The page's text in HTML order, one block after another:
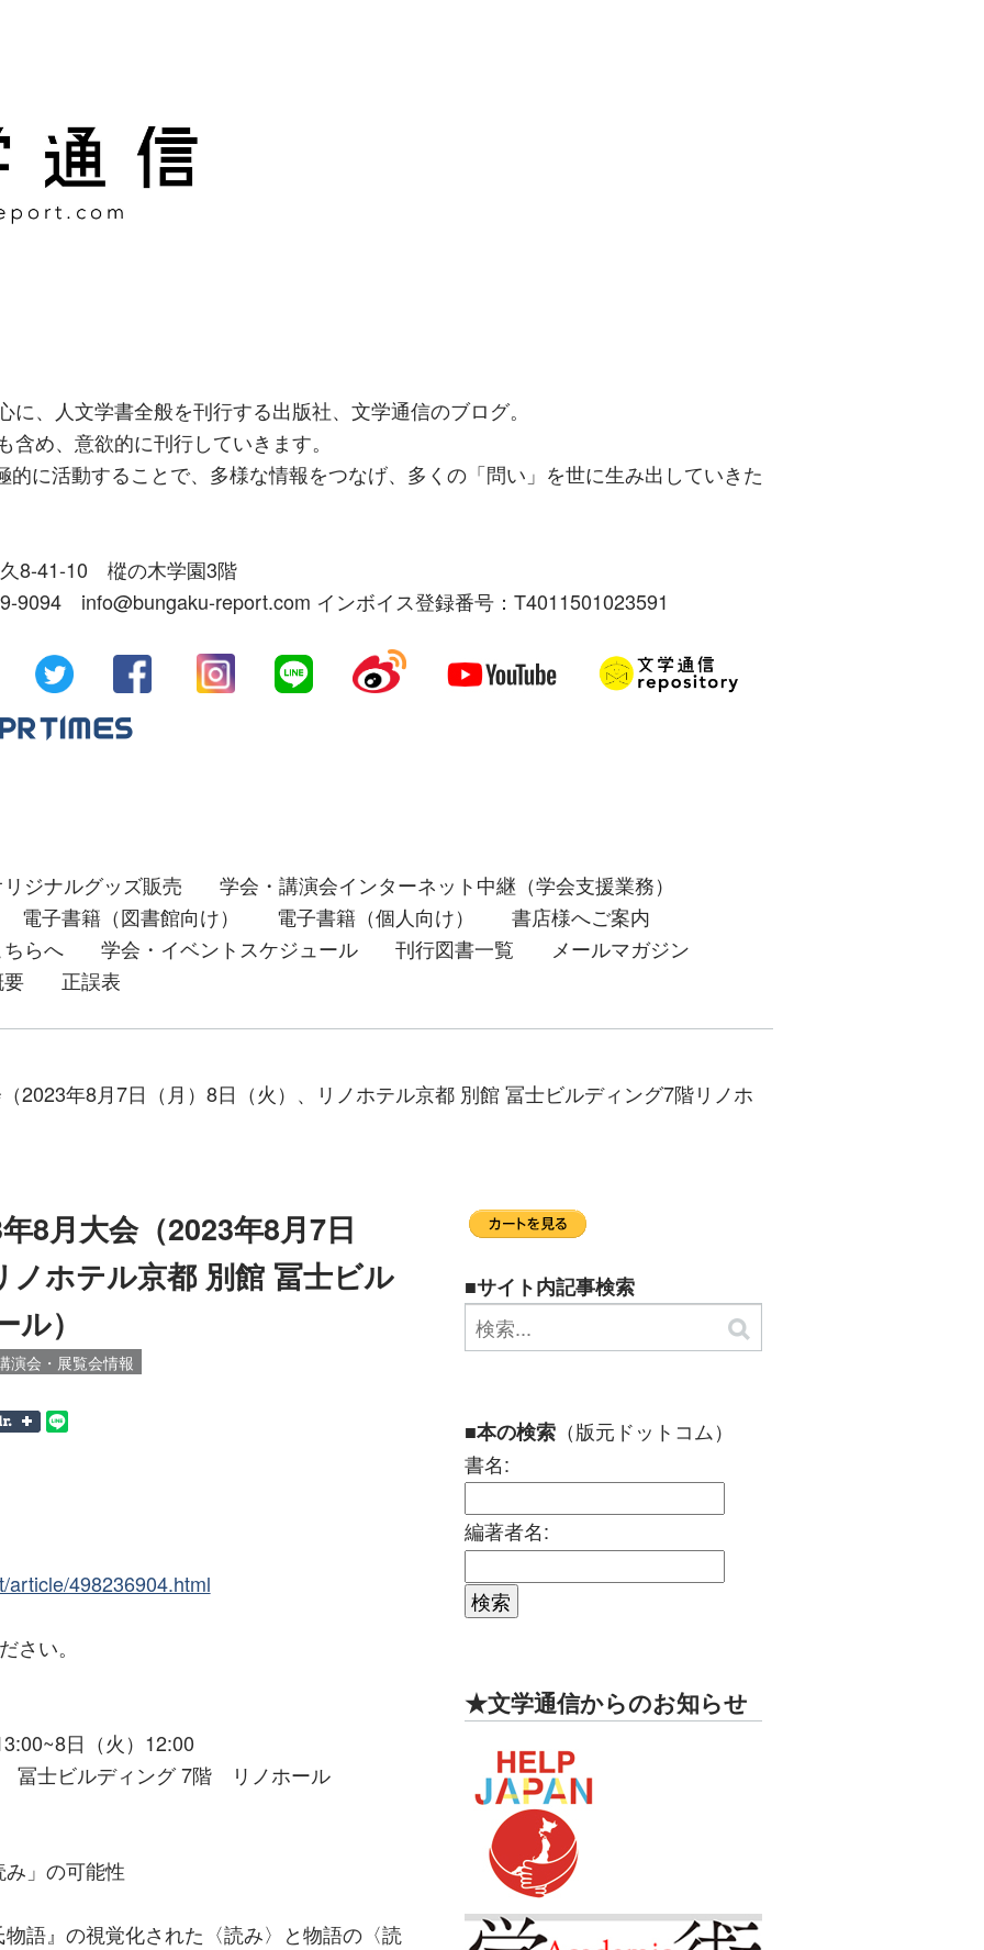
、人文学書全般を刊行する出版社、文学通信のブログ。
め、意欲的に刊行していきます。
に活動することで、多様な情報をつなげ、多くの「問い」を世に生み出していきた
8-41-10 樅の木学園3階
9094 info@bungaku-report.com インボイス登録番号：T4011501023591
ジナルグッズ販売
学会・講演会インターネット中継（学会支援業務）
電子書籍（図書館向け）
電子書籍（個人向け）
書店様へご案内
らへ
学会・イベントスケジュール 刊行図書一覧
メールマガジン
正誤表
2023年8月7日（月）8日（火）、リノホテル京都 別館 冨士ビルディング7階リノホ
8月大会（2023年8月7日
ノホテル京都 別館 冨士ビル
）
演会・展覧会情報
article/498236904.html
さい。
日（火）12:00
冨士ビルディング 7階 リノホール
」の可能性
』の視覚化された〈読み〉と物語の〈読
■サイト内記事検索
■本の検索（版元ドットコム）
書名:
編著者名:
★文学通信からのお知らせ